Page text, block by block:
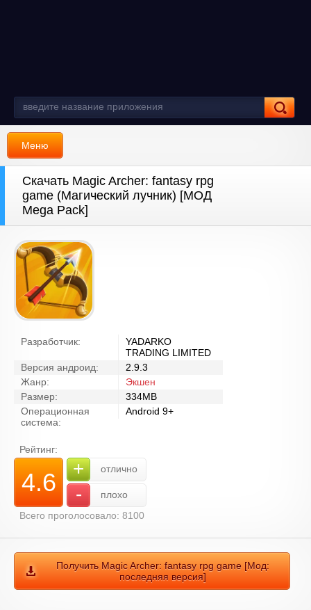
Меню
Скачать Magic Archer: fantasy rpg
game (Магический лучник) [МОД
Mega Pack]
Разработчик:
YADARKO
TRADING LIMITED
Версия андроид:
2.9.3
Жанр:
Экшен
Размер:
334MB
Операционная
система:
Android 9+
Рейтинг:
4.6 + отлично
-
плохо
Всего проголосовало: 8100
Получить Magic Archer: fantasy rpg game [Мод:
последняя версия]